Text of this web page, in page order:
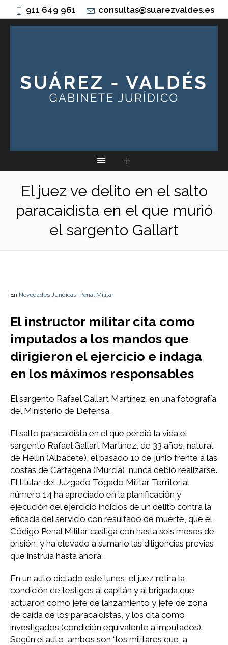
911 649 961 consultas@suarezvaldes.es
El juez ve delito en el salto
paracaidista en el que murió
el sargento Gallart
En Novedades Jurídicas Penal Militar
El instructor militar cita como
imputados a los mandos que
dirigieron el ejercicio e indaga
en los máximos responsables
El sargento Rafael Gallart Martínez, en una fotografía
del Ministerio de Defensa.
El salto paracaidista en el que perdió la vida el
sargento Rafael Gallart Martínez, de 33 años, natural
de Hellín (Albacete), el pasado 10 de junio frente a las
costas de Cartagena (Murcia), nunca debió realizarse.
El titular del Juzgado Togado Militar Territorial
número 14 ha apreciado en la planificación y
ejecución del ejercicio indicios de un delito contra la
eficacia del servicio con resultado de muerte, que el
Código Penal Militar castiga con hasta seis meses de
prisión, y ha elevado a sumario las diligencias previas
que instruía hasta ahora.
En un auto dictado este lunes, el juez retira la
condición de testigos al capitán y al brigada que
actuaron como jefe de lanzamiento y jefe de zona
de caída de los paracaidistas, y los cita como
investigados (condición equivalente a imputados).
Según el auto, ambos son “los militares que, a